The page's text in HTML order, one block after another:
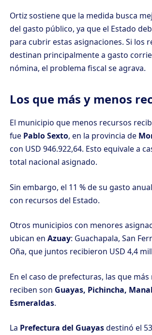
Ortiz sostiene que la medida busca
del gasto público, ya que el Estado
para cubrir estas asignaciones. Si los
destinan principalmente a gasto
nómina, el problema fiscal se agrava.
Los que más y menos
El municipio que menos recursos
fue Pablo Sexto, en la provincia de
con USD 946.922,64. Esto equivale a
total nacional asignado.
Sin embargo, el 11 % de su gasto
con recursos del Estado.
Otros municipios con menores
ubican en Azuay: Guachapala, San
Oña, que juntos recibieron USD 4,4
En el caso de prefecturas, las que
reciben son Guayas, Pichincha,
Esmeraldas.
La Prefectura del Guayasdestinó el